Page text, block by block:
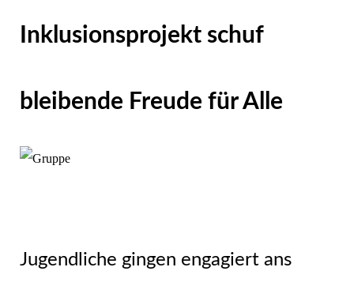
Inklusionsprojekt schuf
bleibende Freude für Alle
Jugendliche gingen engagiert ans